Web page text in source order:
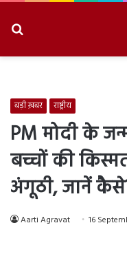
बड़ी ख़बर राष्ट्रीय
PM मोदी के
बच्चों की
अंगूठी, जानें
Aarti Agravat 16